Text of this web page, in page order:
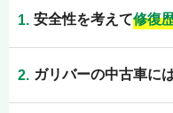
安全性を考えて修復
ガリバーの中古車に